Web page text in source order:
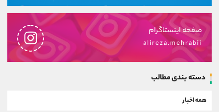
صفحه اینستاگرام
alireza.mehrabii
دسته بندی مطالب
همه اخبار